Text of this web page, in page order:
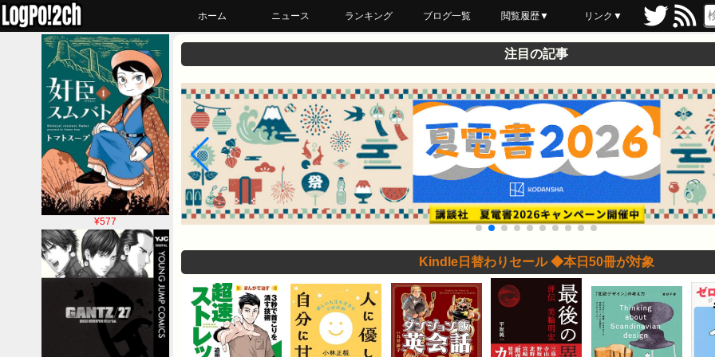
ホーム ニュース ランキング ブログ一覧 閲覧履歴▼
最近読んだ
あとで読む
ブックマーク
リンク▼
¥577
注目の記事
Kindle日替わりセール ◆本日50冊が対象